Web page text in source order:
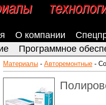
О компании
Программное
Материалы - Авторемонтные -